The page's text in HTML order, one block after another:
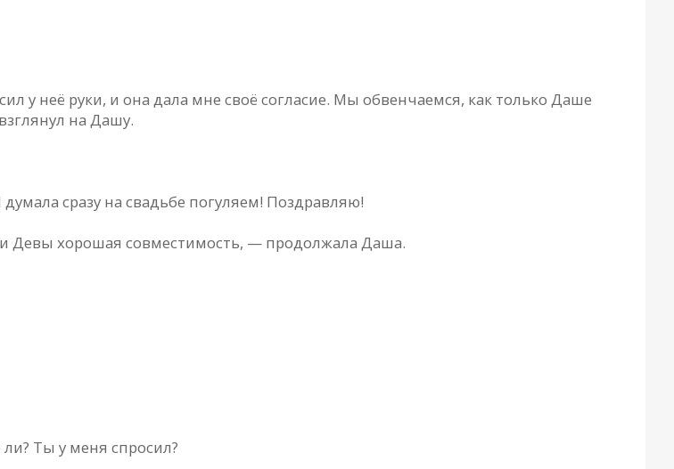
неё руки, и она дала мне своё согласие. Мы обвенчаемся, как только Даше
на Дашу.
сразу на свадьбе погуляем! Поздравляю!
Девы хорошая совместимость, — продолжала Даша.
Ты у меня спросил?